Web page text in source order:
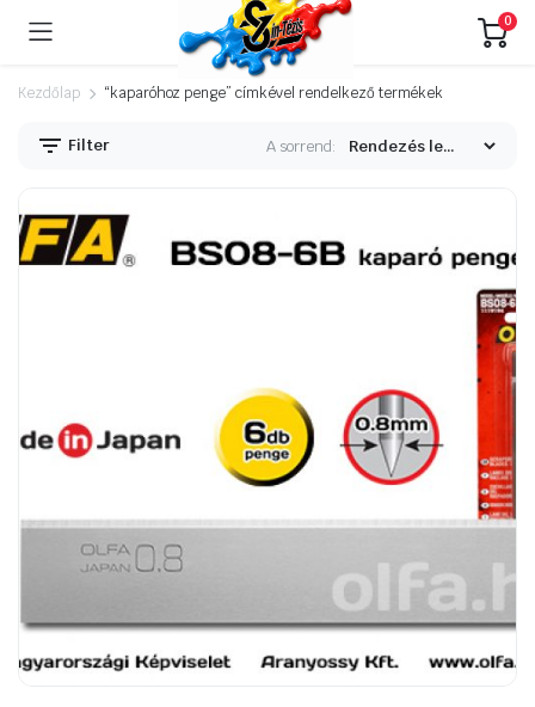
0
Kezdőlap “kaparóhoz penge” címkével rendelkező termékek
Filter A sorrend: